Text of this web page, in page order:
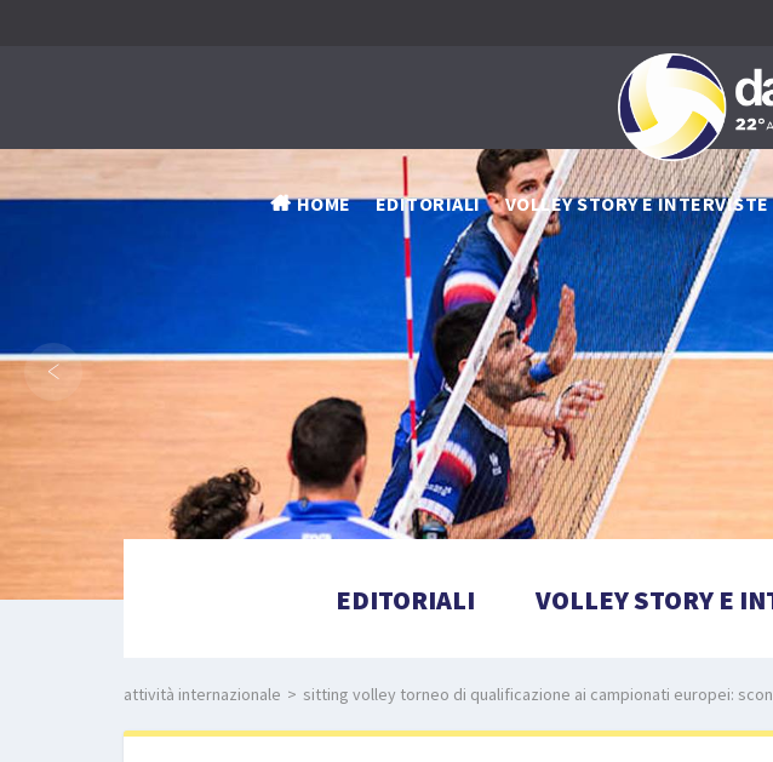
HOME EDITORIALI VOLLEY STORY E INTERVISTE
‹
EDITORIALI VOLLEY STORY E
attività internazionale > sitting volley torneo di qualificazione ai campionati europei: